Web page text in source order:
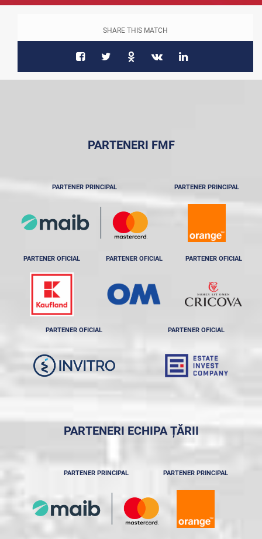
SHARE THIS MATCH
PARTENERI FMF
PARTENER PRINCIPAL PARTENER PRINCIPAL
PARTENER OFICIAL PARTENER OFICIAL PARTENER OFICIAL
PARTENER OFICIAL PARTENER OFICIAL
PARTENERI ECHIPA ȚĂRII
PARTENER PRINCIPAL PARTENER PRINCIPAL